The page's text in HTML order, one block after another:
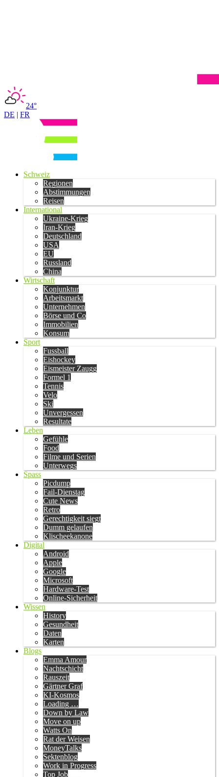
24°
DE | FR
Schweiz
Regionen
Abstimmungen
Reisen
International
Ukraine-Krieg
Iran-Krieg
Deutschland
USA
EU
Russland
China
Wirtschaft
Konjunktur
Arbeitsmarkt
Unternehmen
Börse und Co
Immobilien
Konsum
Sport
Fussball
Eishockey
Eismeister Zaugg
Formel 1
Tennis
Velo
Ski
Unvergessen
Resultate
Leben
Gefühle
Food
Filme und Serien
Unterwegs
Spass
Picdump
Fail-Dienstag
Cute News
Retro
Gerechtigkeit siegt
Dumm gelaufen
Klischeekanone
Digital
Android
Apple
Google
Microsoft
Hardware-Test
Online-Sicherheit
Wissen
History
Gesundheit
Daten
Karten
Blogs
Emma Amour
Nachtschicht
Rauszeit
Gärtner Graf
KI-Kosmos
Loading …
Down by Law
Move on up
Watts On
Rat der Weisen
MoneyTalks
Sektenblog
Work in Progress
Top Job